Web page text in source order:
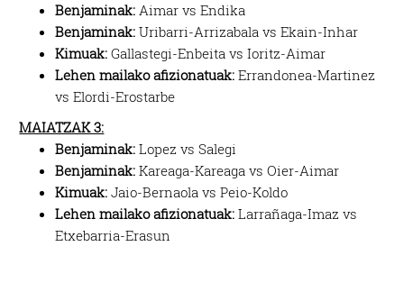
Benjaminak: Aimar vs Endika
Benjaminak: Uribarri-Arrizabala vs Ekain-Inhar
Kimuak: Gallastegi-Enbeita vs Ioritz-Aimar
Lehen mailako afizionatuak: Errandonea-Martinez
vs Elordi-Erostarbe
MAIATZAK 3:
Benjaminak:Lopez vs Salegi
Benjaminak:Kareaga-Kareaga vs Oier-Aimar
Kimuak:Jaio-Bernaola vs Peio-Koldo
Lehen mailako afizionatuak: Larrañaga-Imaz vs
Etxebarria-Erasun